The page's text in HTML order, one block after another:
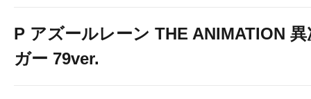
P アズールレーン THE ANIMATION
ガー 79ver.